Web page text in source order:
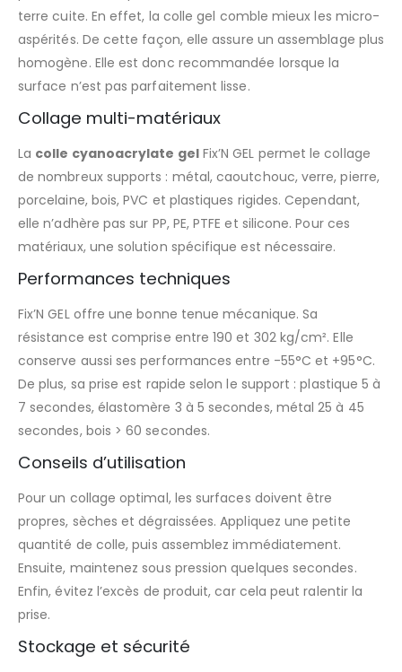
terre cuite. En effet, la colle gel comble mieux les micro-
aspérités. De cette façon, elle assure un assemblage plus
homogène. Elle est donc recommandée lorsque la
surface n’est pas parfaitement lisse.
Collage multi-matériaux
La colle cyanoacrylate gelFix’N GEL permet le collage
de nombreux supports : métal, caoutchouc, verre, pierre,
porcelaine, bois, PVC et plastiques rigides. Cependant,
elle n’adhère pas sur PP, PE, PTFE et silicone. Pour ces
matériaux, une solution spécifique est nécessaire.
Performances techniques
Fix’N GEL offre une bonne tenue mécanique. Sa
résistance est comprise entre 190 et 302 kg/cm². Elle
conserve aussi ses performances entre -55°C et +95°C.
De plus, sa prise est rapide selon le support : plastique 5 à
7 secondes, élastomère 3 à 5 secondes, métal 25 à 45
secondes, bois > 60 secondes.
Conseils d’utilisation
Pour un collage optimal, les surfaces doivent être
propres, sèches et dégraissées. Appliquez une petite
quantité de colle, puis assemblez immédiatement.
Ensuite, maintenez sous pression quelques secondes.
Enfin, évitez l’excès de produit, car cela peut ralentir la
prise.
Stockage et sécurité